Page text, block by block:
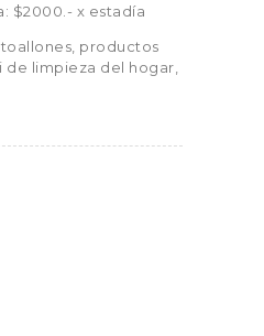
$2000.- x estadía
productos
de limpieza del hogar,